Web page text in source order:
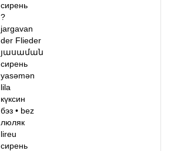
сирень
?
jargavan
der Flieder
յասաման
сирень
yasəmən
lila
күксин
бэз• bez
люляк
lireu
сирень